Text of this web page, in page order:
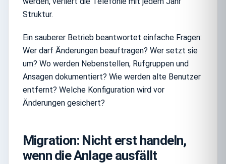
Struktur.
Ein sauberer Betrieb beantwortet einfache Fragen:
Wer darf Änderungen beauftragen? Wer setzt sie
um? Wo werden Nebenstellen, Rufgruppen und
Ansagen dokumentiert? Wie werden alte Benutzer
entfernt? Welche Konfiguration wird vor
Änderungen gesichert?
Migration: Nicht erst handeln,
wenn die Anlage ausfällt